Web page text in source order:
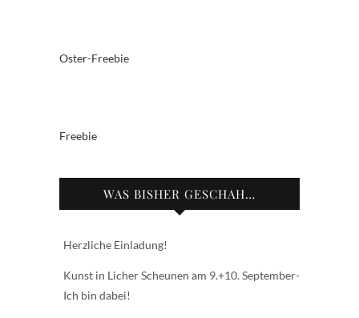
Oster-Freebie
Freebie
WAS BISHER GESCHAH…
Herzliche Einladung!
Kunst in Licher Scheunen am 9.+10. September-
Ich bin dabei!